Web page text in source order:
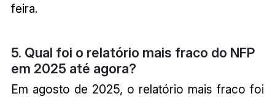
feira.
5. Qual foi o relatório mais fraco do NFP
em 2025 até agora?
Em agosto de 2025, o relatório mais fraco foi